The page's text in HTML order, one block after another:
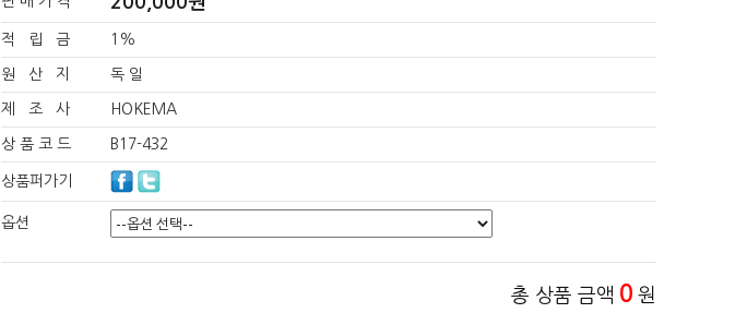
적 립 금 1%
원 산 지 독 일
제 조 사 HOKEMA
상 품 코 드 B17-432
상품퍼가기
옵션
총 상품 금액 0 원